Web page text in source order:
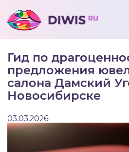
Гид по
предложения
салона Дамский
Новосибирске
03.03.2026